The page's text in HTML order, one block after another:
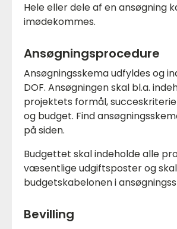
Hele eller dele af en ansøgning
imødekommes.
Ansøgningsprocedure
Ansøgningsskema udfyldes og
DOF. Ansøgningen skal bl.a.
projektets formål,
og budget. Find
på siden.
Budgettet skal indeholde alle
væsentlige udgiftsposter og
budgetskabelonen i
Bevilling